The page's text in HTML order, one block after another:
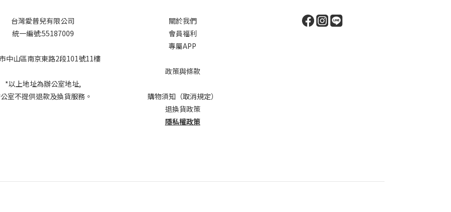
台灣愛普兒有限公司
統一編號:55187009
中山區南京東路2段101號11樓
*以上地址為辦公室地址,
室不提供退款及換貨服務。
關於我們
會員福利
專屬APP
政策與條款
購物須知（取消規定）
退換貨政策
隱私權政策